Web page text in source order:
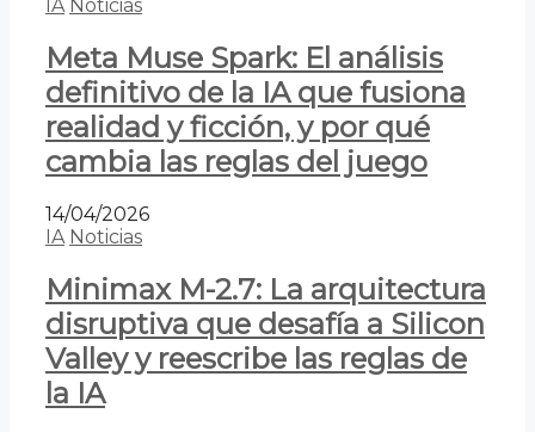
IA Noticias
Meta Muse Spark: El análisis
definitivo de la IA que fusiona
realidad y ficción, y por qué
cambia las reglas del juego
14/04/2026
IA Noticias
Minimax M-2.7: La arquitectura
disruptiva que desafía a Silicon
Valley y reescribe las reglas de
la IA